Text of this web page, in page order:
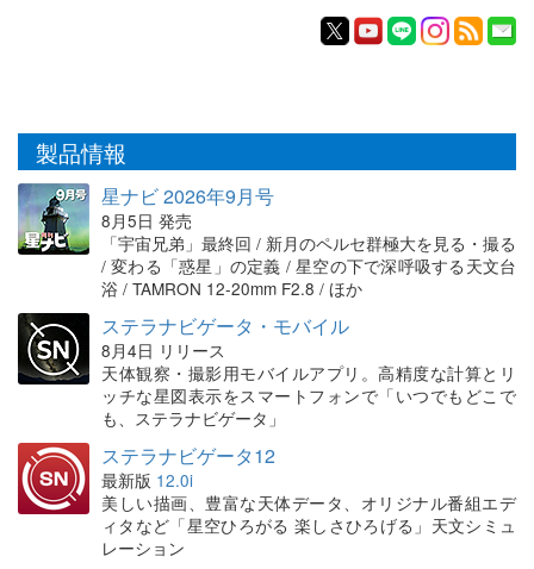
製品情報
星ナビ 2026年9月号
8月5日 発売
「宇宙兄弟」最終回 / 新月のペルセ群極大を見る・撮る
/ 変わる「惑星」の定義 / 星空の下で深呼吸する天文台
浴 / TAMRON 12-20mm F2.8 / ほか
ステラナビゲータ・モバイル
8月4日 リリース
天体観察・撮影用モバイルアプリ。高精度な計算とリ
ッチな星図表示をスマートフォンで「いつでもどこで
も、ステラナビゲータ」
ステラナビゲータ12
最新版 12.0i
美しい描画、豊富な天体データ、オリジナル番組エデ
ィタなど「星空ひろがる 楽しさひろげる」天文シミュ
レーション